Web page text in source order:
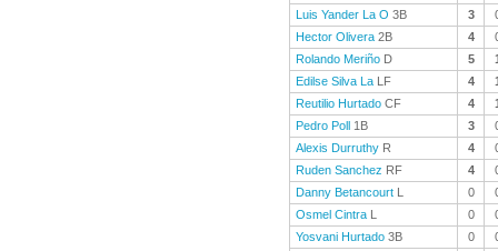
Luis Yander La O 3B 3
Hector Olivera 2B 4
Rolando Meriño D 5
Edilse Silva La LF 4
Reutilio Hurtado CF 4
Pedro Poll 1B 3
Alexis Durruthy R 4
Ruden Sanchez RF 4
Danny Betancourt L 0
Osmel Cintra L 0
Yosvani Hurtado 3B 0